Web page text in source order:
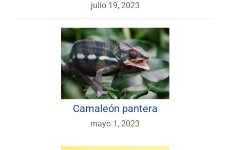
julio 19, 2023
Camaleón pantera
mayo 1, 2023